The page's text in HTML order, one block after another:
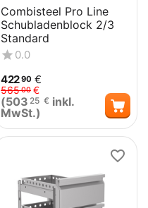
Combisteel Pro Line
Schubladenblock 2/3
Standard
0.0
42290 €
56500 €
(503 25 € inkl.
MwSt.)